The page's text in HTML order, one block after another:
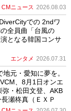
CMニュース 2026.08.03
での 2ndワ
全員曲「台風の
となる韓国コンサ
エンタメ 2026.07.31
元・愛知に夢を。
、8月1日オンエ
・松田文登、AKB
瀬柊真（ＥＸＰ